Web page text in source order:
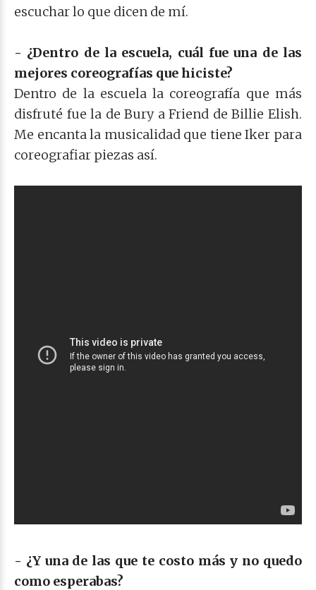
escuchar lo que dicen de mí.
- ¿Dentro de la escuela, cuál fue una de las
mejores coreografías que hiciste?
Dentro de la escuela la coreografía que más
disfruté fue la de Bury a Friend de Billie Elish.
Me encanta la musicalidad que tiene Iker para
coreografiar piezas así.
- ¿Y una de las que te costo más y no quedo
como esperabas?